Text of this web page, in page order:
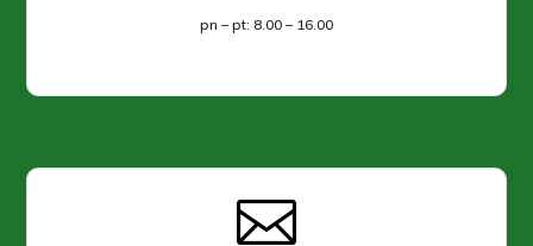
pn – pt: 8.00 – 16.00
